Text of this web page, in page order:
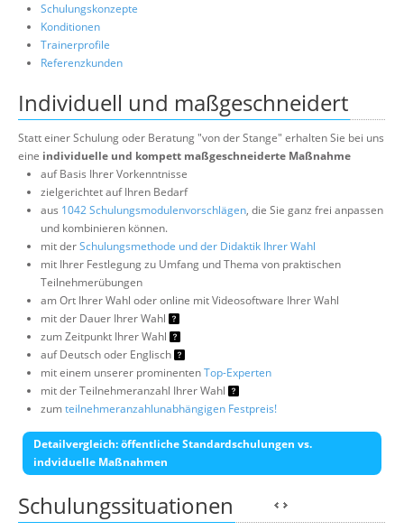
Schulungskonzepte
Konditionen
Trainerprofile
Referenzkunden
Individuell und maßgeschneidert
Statt einer Schulung oder Beratung "von der Stange" erhalten Sie bei uns
eine individuelle und kompett maßgeschneiderte Maßnahme
auf Basis Ihrer Vorkenntnisse
zielgerichtet auf Ihren Bedarf
aus 1042 Schulungsmodulenvorschlägen, die Sie ganz frei anpassen
und kombinieren können.
mit derSchulungsmethode und der Didaktik Ihrer Wahl
mit Ihrer Festlegung zu Umfang und Thema von praktischen
Teilnehmerübungen
am Ort Ihrer Wahl oder online mit Videosoftware Ihrer Wahl
mit der Dauer Ihrer Wahl
zum Zeitpunkt Ihrer Wahl
auf Deutsch oder Englisch
mit einem unserer prominentenTop-Experten
mit der Teilnehmeranzahl Ihrer Wahl
zumteilnehmeranzahlunabhängigen Festpreis!
Detailvergleich: öffentliche Standardschulungen vs.
indviduelle Maßnahmen
Schulungssituationen